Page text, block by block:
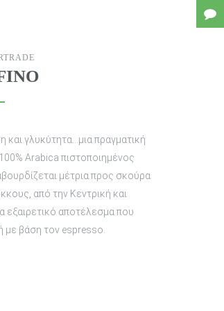
Arabica πιστοποιημένος
μέτρια προς σκούρα
από την Κεντρική και
εξαιρετικό αποτέλεσμα που
με βάση τον espresso.